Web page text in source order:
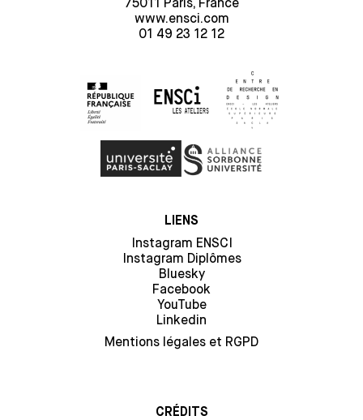
www.ensci.com
01 49 23 12 12
LIENS
Instagram ENSCI
Instagram Diplômes
Bluesky
Facebook
YouTube
Linkedin
Mentions légales et RGPD
CRÉDITS